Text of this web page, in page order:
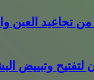
لتفتيح وتبييض